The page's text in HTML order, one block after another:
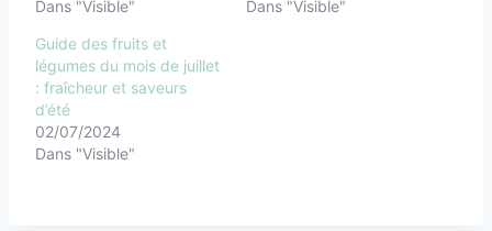
Dans "Visible"
Dans "Visible"
Guide des fruits et
légumes du mois de juillet
: fraîcheur et saveurs
d’été
02/07/2024
Dans "Visible"